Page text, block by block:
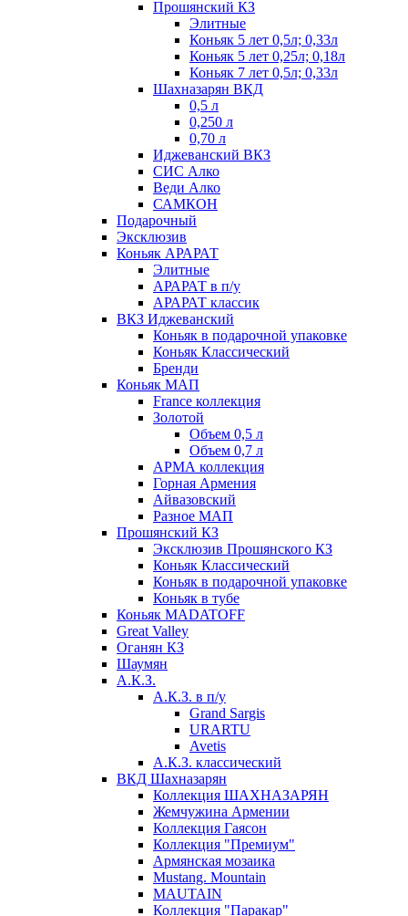
Прошянский КЗ
Элитные
Коньяк 5 лет 0,5л; 0,33л
Коньяк 5 лет 0,25л; 0,18л
Коньяк 7 лет 0,5л; 0,33л
Шахназарян ВКД
0,5 л
0,250 л
0,70 л
Иджеванский ВКЗ
СИС Алко
Веди Алко
САМКОН
Подарочный
Эксклюзив
Коньяк АРАРАТ
Элитные
АРАРАТ в п/у
АРАРАТ классик
ВКЗ Иджеванский
Коньяк в подарочной упаковке
Коньяк Классический
Бренди
Коньяк МАП
France коллекция
Золотой
Объем 0,5 л
Объем 0,7 л
АРМА коллекция
Горная Армения
Айвазовский
Разное МАП
Прошянский КЗ
Эксклюзив Прошянского КЗ
Коньяк Классический
Коньяк в подарочной упаковке
Коньяк в тубе
Коньяк MADATOFF
Great Valley
Оганян КЗ
Шаумян
А.К.З.
А.К.З. в п/у
Grand Sargis
URARTU
Avetis
А.К.З. классический
ВКД Шахназарян
Коллекция ШАХНАЗАРЯН
Жемчужина Армении
Коллекция Гаясон
Коллекция "Премиум"
Армянская мозаика
Mustang. Mountain
MAUTAIN
Коллекция "Паракар"